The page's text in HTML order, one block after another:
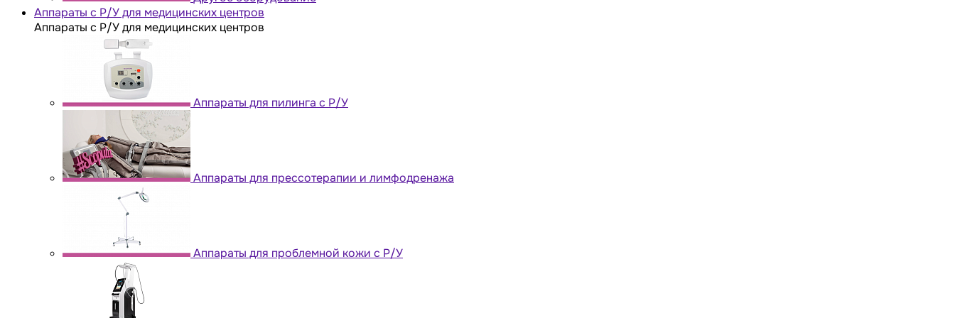
Аппараты с Р/У для медицинских центров
Аппараты с Р/У для медицинских центров
Аппараты для пилинга с Р/У
Аппараты для прессотерапии и лимфодренажа
Аппараты для проблемной кожи с Р/У